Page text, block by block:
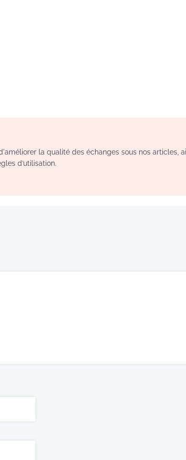
la qualité des échanges sous nos articles,
d’utilisation.